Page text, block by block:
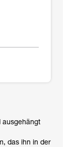
ausgehängt
das ihn in der